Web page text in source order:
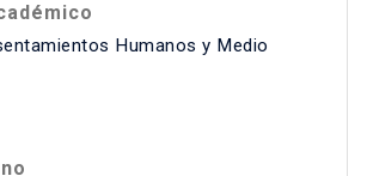
Humanos y Medio